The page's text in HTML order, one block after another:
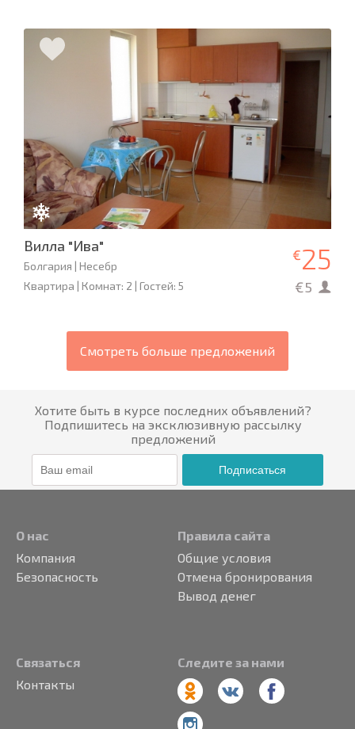
Вилла "Ива"
Болгария | Несебр
Квартира | Комнат: 2 | Гостей: 5
€25
€5
Смотреть больше предложений
Хотите быть в курсе последних объявлений?
Подпишитесь на эксклюзивную рассылку
предложений
Подписаться
О нас
Компания
Безопасность
Правила сайта
Общие условия
Отмена бронирования
Вывод денег
Связаться
Контакты
Следите за нами